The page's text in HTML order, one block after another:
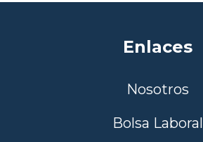
Enlaces
Nosotros
Bolsa Laboral